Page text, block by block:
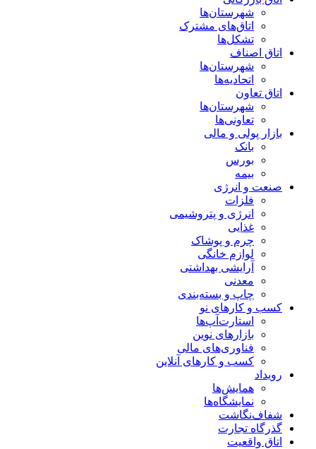
شهرستان‌ها
اتاق‌های مشترک
تشکل‌ها
اتاق اصناف
شهرستان‌ها
اتحادیه‌ها
اتاق تعاون
شهرستان‌ها
تعاونی‌ها
بازار پولی و مالی
بانک
بورس
بیمه
صنعت و انرژی
فلزات
انرژی و پتروشیمی
غذایی
چرم و پوشاک
لوازم خانگی
آرایشی بهداشتی
معدنی
چاپ و بسته‌بندی
کسب و کارهای نو
استارت‌آپ‌ها
بازارهای نوین
فناوری‌های مالی
کسب و کارهای آنلاین
رویداد
همایش‌ها
نمایشگاه‌ها
شفاف‌نگاشت
گذرگاه تجارت
اتاق واقعیت